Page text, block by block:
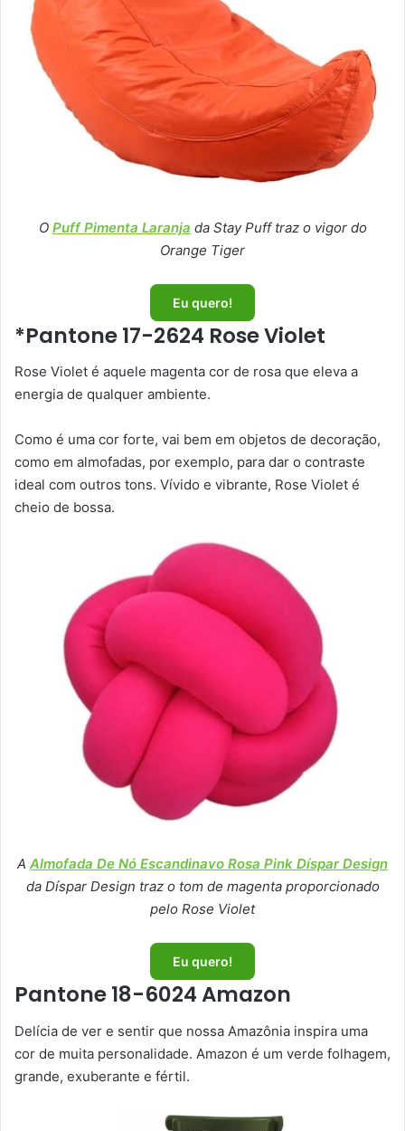
O Puff Pimenta Laranja da Stay Puff traz o vigor do
Orange Tiger
Eu quero!
*Pantone 17-2624 Rose Violet
Rose Violet é aquele magenta cor de rosa que eleva a
energia de qualquer ambiente.
Como é uma cor forte, vai bem em objetos de decoração,
como em almofadas, por exemplo, para dar o contraste
ideal com outros tons. Vívido e vibrante, Rose Violet é
cheio de bossa.
A Almofada De Nó Escandinavo Rosa Pink Díspar Design
da Díspar Design traz o tom de magenta proporcionado
pelo Rose Violet
Eu quero!
Pantone 18-6024 Amazon
Delícia de ver e sentir que nossa Amazônia inspira uma
cor de muita personalidade. Amazon é um verde folhagem,
grande, exuberante e fértil.